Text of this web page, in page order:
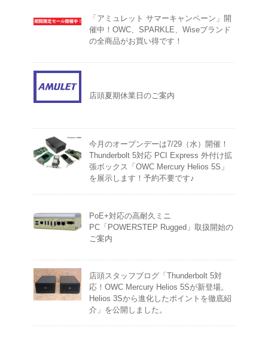
「アミュレット サマーキャンペーン」開
催中！OWC、SPARKLE、Wiseブランド
の全商品がお買い得です！
店頭夏期休業日のご案内
今月のオープンデーは7/29（水）開催！
Thunderbolt 5対応 PCI Express 外付け拡
張ボックス「OWC Mercury Helios 5S」
を展示します！予約不要です♪
PoE+対応の高耐久ミニ
PC「POWERSTEP Rugged」取扱開始の
ご案内
店頭スタッフブログ「Thunderbolt 5対
応！OWC Mercury Helios 5Sが新登場。
Helios 3Sから進化したポイントを徹底紹
介」を公開しました。